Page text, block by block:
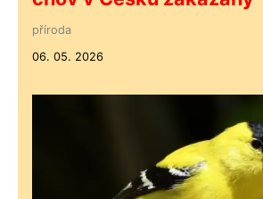
příroda
06. 05. 2026